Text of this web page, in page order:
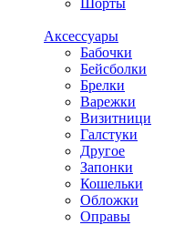
Аксессуары
Бабочки
Бейсболки
Брелки
Варежки
Визитници
Галстуки
Другое
Запонки
Кошельки
Обложки
Оправы